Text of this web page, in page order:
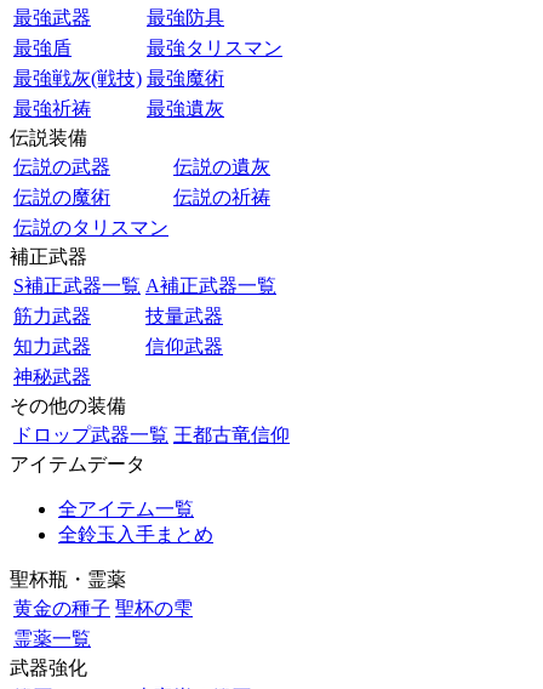
最強武器
最強防具
最強盾
最強タリスマン
最強戦灰(戦技) 最強魔術
最強祈祷
最強遺灰
伝説装備
伝説の武器
伝説の遺灰
伝説の魔術
伝説の祈祷
伝説のタリスマン
補正武器
S補正武器一覧 A補正武器一覧
筋力武器
技量武器
知力武器
信仰武器
神秘武器
その他の装備
ドロップ武器一覧 王都古竜信仰
アイテムデータ
全アイテム一覧
全鈴玉入手まとめ
聖杯瓶・霊薬
黄金の種子 聖杯の雫
霊薬一覧
武器強化